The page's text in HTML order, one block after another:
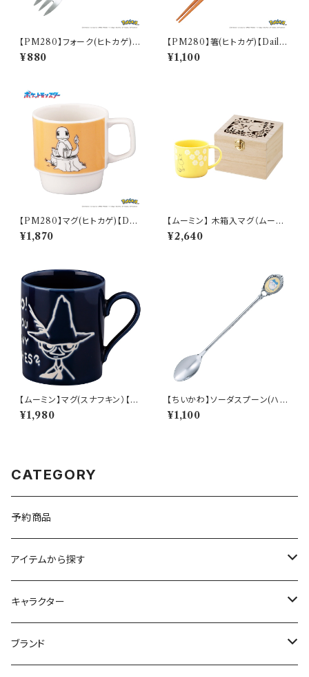
【PM280】フォーク(ヒトカゲ)
【Daily Sketch】PM282-851
¥880
【PM280】箸(ヒトカゲ)【Daily
Sketch】PM282-840
¥1,100
【PM280】マグ(ヒトカゲ)【Dail
y Sketch】PM282-11
¥1,870
【ムーミン】 木箱入マグ（ムーミ
ン）【MM950】
¥2,640
【ムーミン】マグ(スナフキン）【M
M9000】MM9003-11
¥1,980
【ちいかわ】ソーダスプーン(ハチ
ワレ)【CKW40】CKW42-850
¥1,100
CATEGORY
予約商品
アイテムから探す
九谷焼
マグ＆カップ
キャラクター
ムーミン
ブランド